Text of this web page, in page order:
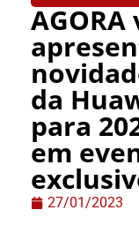
AGORA
da
para
em
27/01/2023